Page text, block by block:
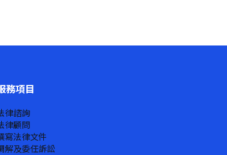
務項目
律諮詢
律顧問
寫法律文件
解及委任訴訟